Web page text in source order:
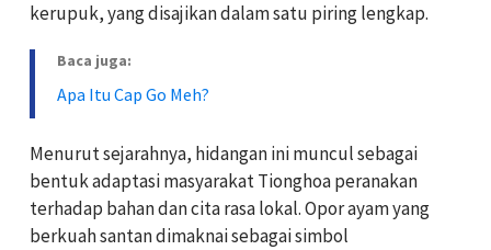
kerupuk, yang disajikan dalam satu piring lengkap.
Baca juga:
Apa Itu Cap Go Meh?
Menurut sejarahnya, hidangan ini muncul sebagai
bentuk adaptasi masyarakat Tionghoa peranakan
terhadap bahan dan cita rasa lokal. Opor ayam yang
berkuah santan dimaknai sebagai simbol